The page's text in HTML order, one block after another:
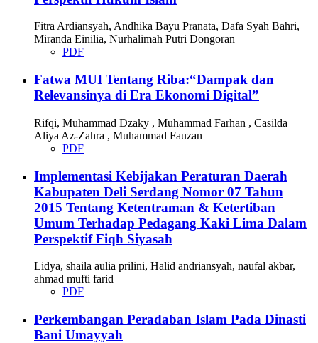
Fitra Ardiansyah, Andhika Bayu Pranata, Dafa Syah Bahri,
Miranda Einilia, Nurhalimah Putri Dongoran
PDF
Fatwa MUI Tentang Riba:“Dampak dan
Relevansinya di Era Ekonomi Digital”
Rifqi, Muhammad Dzaky , Muhammad Farhan , Casilda
Aliya Az-Zahra , Muhammad Fauzan
PDF
Implementasi Kebijakan Peraturan Daerah
Kabupaten Deli Serdang Nomor 07 Tahun
2015 Tentang Ketentraman & Ketertiban
Umum Terhadap Pedagang Kaki Lima Dalam
Perspektif Fiqh Siyasah
Lidya, shaila aulia prilini, Halid andriansyah, naufal akbar,
ahmad mufti farid
PDF
Perkembangan Peradaban Islam Pada Dinasti
Bani Umayyah